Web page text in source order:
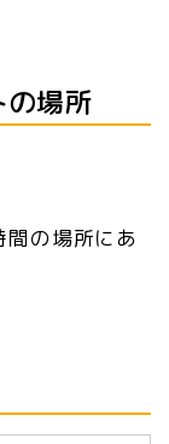
の場所
の場所にあ